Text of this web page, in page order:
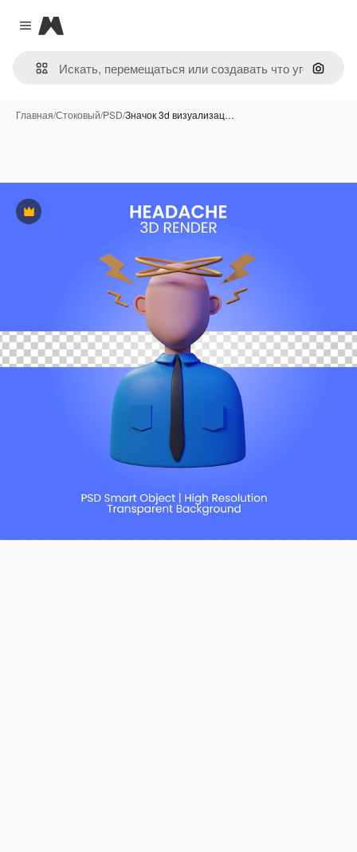
Close menu
Magnific
Поиск
Главная/Стоковый/PSD/Значок 3d визуализац…
Премиум